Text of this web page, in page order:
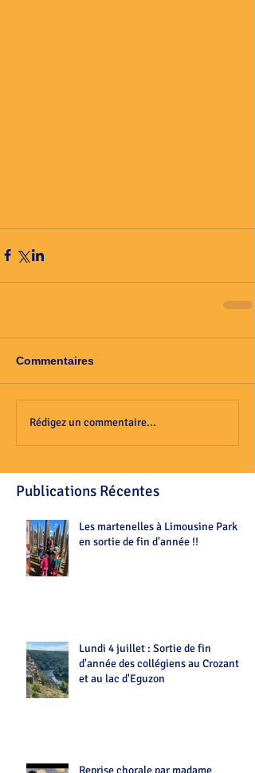
Commentaires
Rédigez un commentaire...
Publications Récentes
Les martenelles à Limousine Park
en sortie de fin d'année !!
Lundi 4 juillet : Sortie de fin
d'année des collégiens au Crozant
et au lac d'Eguzon
Reprise chorale par madame